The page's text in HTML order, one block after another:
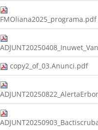
FMOliana2025_programa.pdf
copy2_of_03.Anunci.pdf